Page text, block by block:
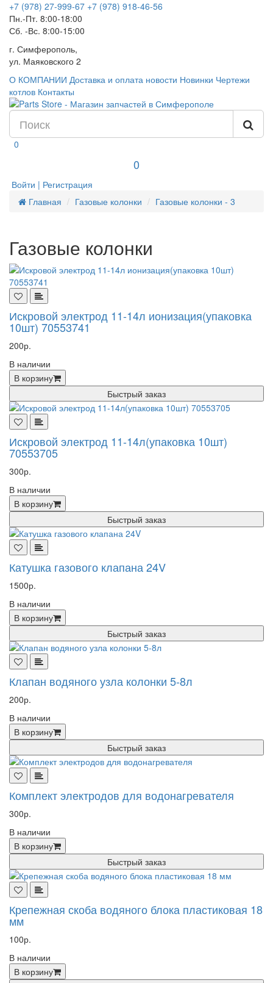
+7 (978) 27-999-67 +7 (978) 918-46-56
Пн.-Пт. 8:00-18:00
Сб. -Вс. 8:00-15:00
г. Симферополь,
ул. Маяковского 2
О КОМПАНИИ Доставка и оплата новости Новинки Чертежи
котлов Контакты
0
0
Войти | Регистрация
Главная
Газовые колонки Газовые колонки - 3
Газовые колонки
Искровой электрод 11-14л ионизация(упаковка
10шт) 70553741
200р.
В наличии
В корзину
Быстрый заказ
Искровой электрод 11-14л(упаковка 10шт)
70553705
300р.
В наличии
В корзину
Быстрый заказ
Катушка газового клапана 24V
1500р.
В наличии
В корзину
Быстрый заказ
Клапан водяного узла колонки 5-8л
200р.
В наличии
В корзину
Быстрый заказ
Комплект электродов для водонагревателя
300р.
В наличии
В корзину
Быстрый заказ
Крепежная скоба водяного блока пластиковая 18
мм
100р.
В наличии
В корзину